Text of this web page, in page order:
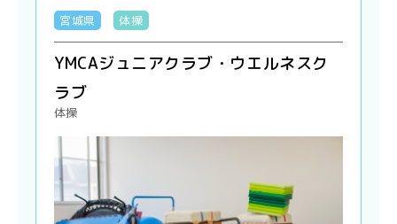
宮城県 体操
YMCAジュニアクラブ・ウエルネスク
ラブ
体操